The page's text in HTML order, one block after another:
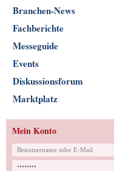
Branchen-News
Fachberichte
Messeguide
Events
Diskussionsforum
Marktplatz
Mein Konto